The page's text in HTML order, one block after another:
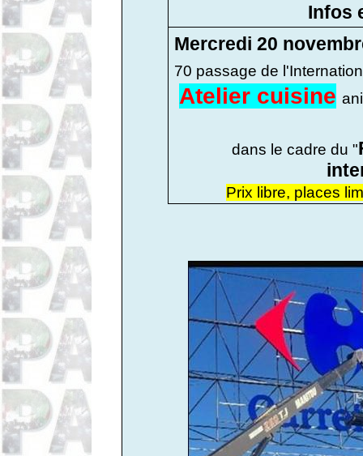
Infos
Mercredi 20
70 passage de
Atelier cuisine
dans le cadre du "
Prix libre, places